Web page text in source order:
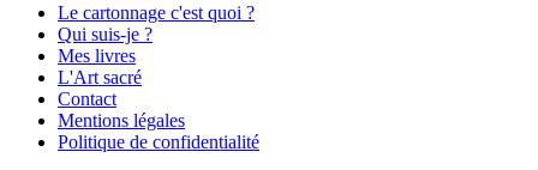
Le cartonnage c'est quoi ?
Qui suis-je ?
Mes livres
L'Art sacré
Contact
Mentions légales
Politique de confidentialité